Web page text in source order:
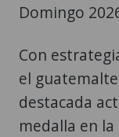
Domingo
Con
el
destacada
medalla en